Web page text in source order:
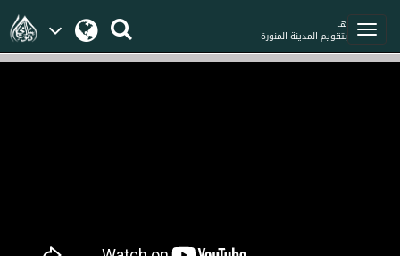
هـ
بتقويم المدينة المنورة